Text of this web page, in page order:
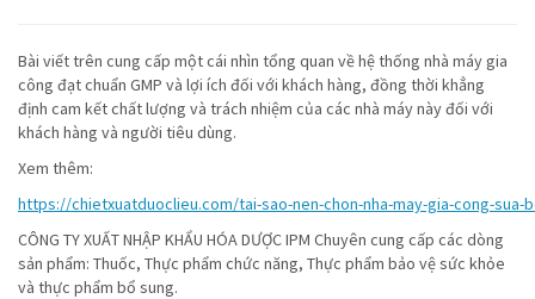
Bài viết trên cung cấp một cái nhìn tổng quan về hệ thống nhà máy gia
công đạt chuẩn GMP và lợi ích đối với khách hàng, đồng thời khẳng
định cam kết chất lượng và trách nhiệm của các nhà máy này đối với
khách hàng và người tiêu dùng.
Xem thêm:
https://chietxuatduoclieu.com/tai-sao-nen-chon-nha-may-gia-cong-sua-
CÔNG TY XUẤT NHẬP KHẨU HÓA DƯỢC IPM Chuyên cung cấp các dòng
sản phẩm: Thuốc, Thực phẩm chức năng, Thực phẩm bảo vệ sức khỏe
và thực phẩm bổ sung.